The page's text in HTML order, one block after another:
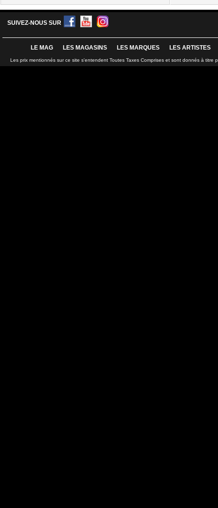
SUIVEZ-NOUS SUR
LE MAG LES MAGASINS LES MARQUES LES ARTISTES
Les prix mentionnés sur ce site s'entendent Toutes Taxes Comprises et sont donnés à